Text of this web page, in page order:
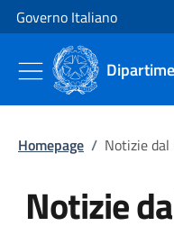
Vai al contenuto
Vai alla navigazione del sito
Governo Italiano
Homepage / Notizie
Notizie